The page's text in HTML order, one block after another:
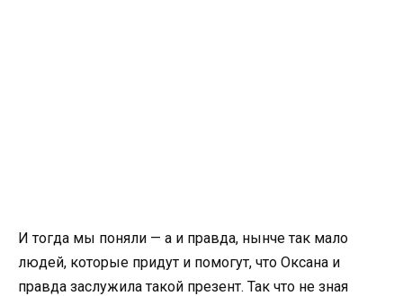
И тогда мы поняли — а и правда, нынче так мало
людей, которые придут и помогут, что Оксана и
правда заслужила такой презент. Так что не зная